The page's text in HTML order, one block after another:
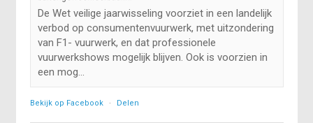
De Wet veilige jaarwisseling voorziet in een landelijk
verbod op consumentenvuurwerk, met uitzondering
van F1- vuurwerk, en dat professionele
vuurwerkshows mogelijk blijven. Ook is voorzien in
een mog...
Bekijk op Facebook · Delen